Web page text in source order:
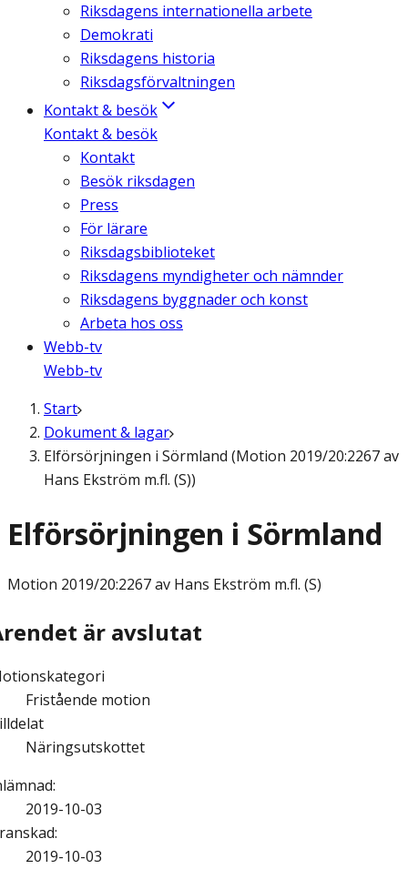
Riksdagens internationella arbete
Demokrati
Riksdagens historia
Riksdagsförvaltningen
Kontakt & besök
Kontakt & besök
Kontakt
Besök riksdagen
Press
För lärare
Riksdagsbiblioteket
Riksdagens myndigheter och nämnder
Riksdagens byggnader och konst
Arbeta hos oss
Webb-tv
Webb-tv
Start
Dokument & lagar
Elförsörjningen i Sörmland (Motion 2019/20:2267 av
Hans Ekström m.fl. (S))
Elförsörjningen i Sörmland
Motion 2019/20:2267 av Hans Ekström m.fl. (S)
är avslutat
Fristående motion
Näringsutskottet
:
2019-10-03
:
2019-10-03